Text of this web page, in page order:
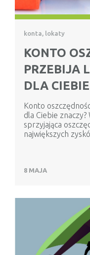
konta, lokaty
KONTO
PRZEBIJA
DLA
Konto
dla Ciebie znaczy?
sprzyjająca
największych
8 MAJA